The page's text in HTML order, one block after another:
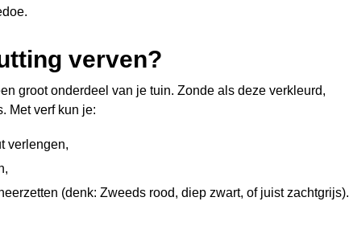
verven?
groot onderdeel van je tuin. Zonde als deze verkleurd,
Met verf kun je:
verlengen,
(denk: Zweeds rood, diep zwart, of juist zachtgrijs).